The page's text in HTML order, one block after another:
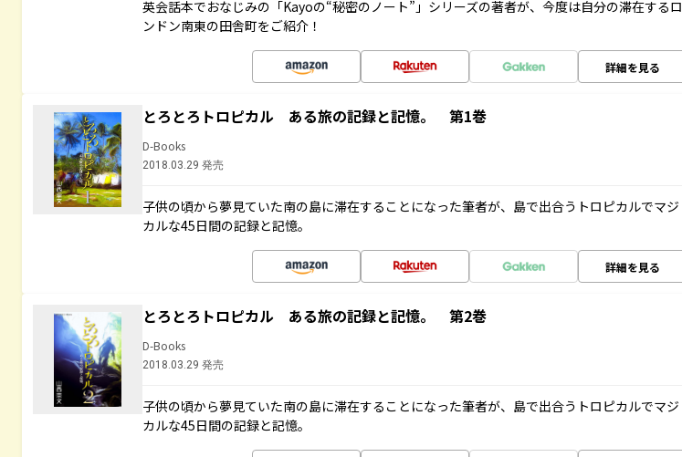
英会話本でおなじみの「Kayoの“秘密のノート”」シリーズの著者が、今度は自分の滞在するロ
ンドン南東の田舎町をご紹介！
詳細を見る
とろとろトロピカル ある旅の記録と記憶。 第1巻
D-Books
2018.03.29 発売
子供の頃から夢見ていた南の島に滞在することになった筆者が、島で出合うトロピカルでマジ
カルな45日間の記録と記憶。
詳細を見る
とろとろトロピカル ある旅の記録と記憶。 第2巻
D-Books
2018.03.29 発売
子供の頃から夢見ていた南の島に滞在することになった筆者が、島で出合うトロピカルでマジ
カルな45日間の記録と記憶。